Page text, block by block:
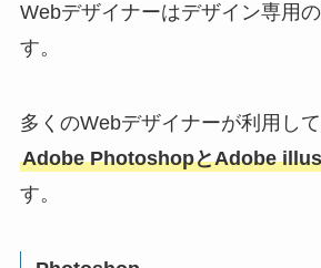
Webデザイナーはデザイン専用
す。
多くのWebデザイナーが利用して
Adobe PhotoshopとAdobe
す。